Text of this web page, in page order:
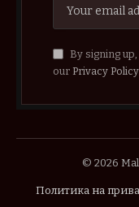
By signing
our Privacy Policy
© 2026
Политика на